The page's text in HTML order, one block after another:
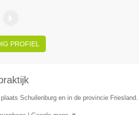
PROFIEL
Schuilenburg en in de provincie Friesland.